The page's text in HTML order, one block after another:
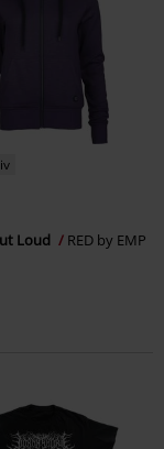
Loud
RED by EMP